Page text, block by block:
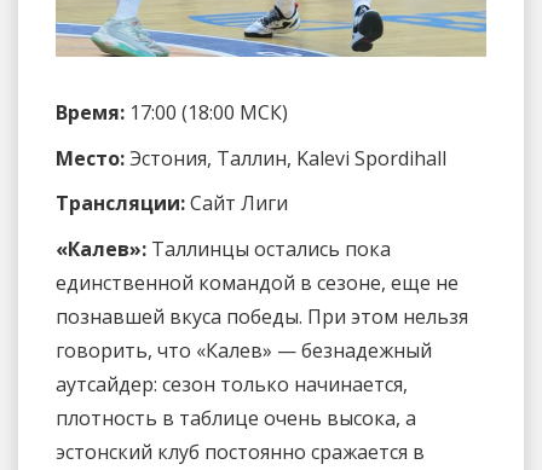
Время: 17:00 (18:00 МСК)
Место:Эстония, Таллин, Kalevi Spordihall
Трансляции:Сайт Лиги
«Калев»: Таллинцы остались пока
единственной командой в сезоне, еще не
познавшей вкуса победы. При этом нельзя
говорить, что «Калев» — безнадежный
аутсайдер: сезон только начинается,
плотность в таблице очень высока, а
эстонский клуб постоянно сражается в